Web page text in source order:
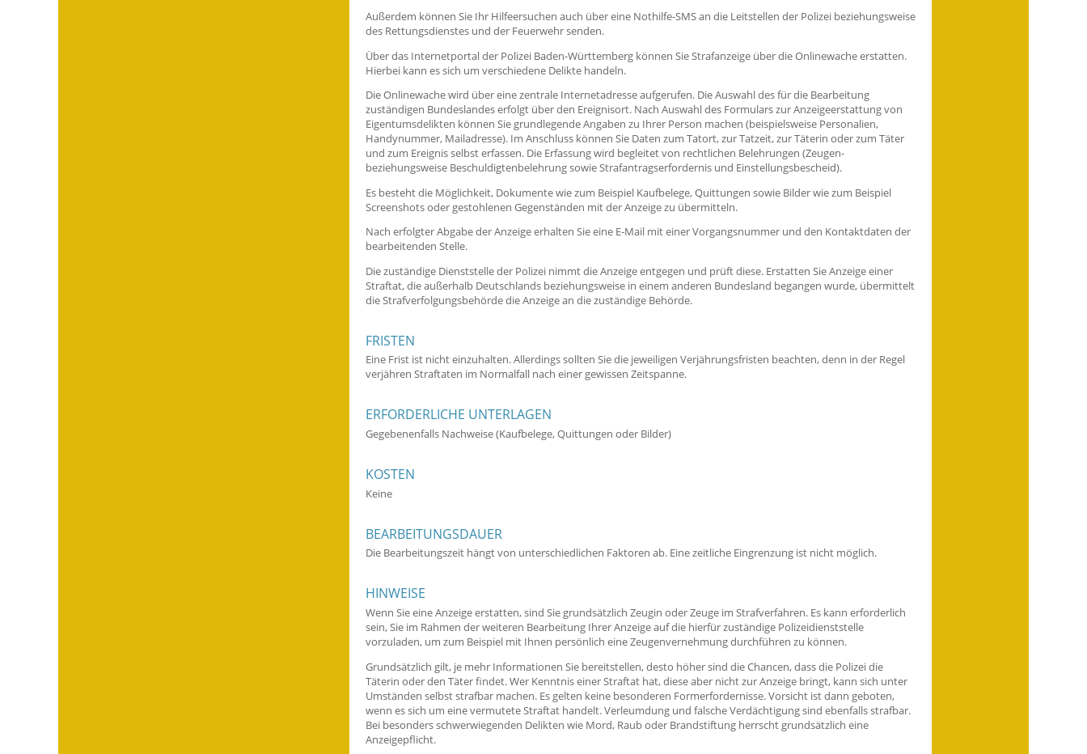
Außerdem können Sie Ihr Hilfeersuchen auch über eine Nothilfe-SMS an die Leitstellen der Polizei beziehungsweise
des Rettungsdienstes und der Feuerwehr senden.
Über das Internetportal der Polizei Baden-Württemberg können Sie Strafanzeige über die Onlinewache erstatten.
Hierbei kann es sich um verschiedene Delikte handeln.
Die Onlinewache wird über eine zentrale Internetadresse aufgerufen. Die Auswahl des für die Bearbeitung
zuständigen Bundeslandes erfolgt über den Ereignisort. Nach Auswahl des Formulars zur Anzeigeerstattung von
Eigentumsdelikten können Sie grundlegende Angaben zu Ihrer Person machen (beispielsweise Personalien,
Handynummer, Mailadresse). Im Anschluss können Sie Daten zum Tatort, zur Tatzeit, zur Täterin oder zum Täter
und zum Ereignis selbst erfassen. Die Erfassung wird begleitet von rechtlichen Belehrungen (Zeugen-
beziehungsweise Beschuldigtenbelehrung sowie Strafantragserfordernis und Einstellungsbescheid).
Es besteht die Möglichkeit, Dokumente wie zum Beispiel Kaufbelege, Quittungen sowie Bilder wie zum Beispiel
Screenshots oder gestohlenen Gegenständen mit der Anzeige zu übermitteln.
Nach erfolgter Abgabe der Anzeige erhalten Sie eine E-Mail mit einer Vorgangsnummer und den Kontaktdaten der
bearbeitenden Stelle.
Die zuständige Dienststelle der Polizei nimmt die Anzeige entgegen und prüft diese. Erstatten Sie Anzeige einer
Straftat, die außerhalb Deutschlands beziehungsweise in einem anderen Bundesland begangen wurde, übermittelt
die Strafverfolgungsbehörde die Anzeige an die zuständige Behörde.
FRISTEN
Eine Frist ist nicht einzuhalten. Allerdings sollten Sie die jeweiligen Verjährungsfristen beachten, denn in der Regel
verjähren Straftaten im Normalfall nach einer gewissen Zeitspanne.
ERFORDERLICHE UNTERLAGEN
Gegebenenfalls Nachweise (Kaufbelege, Quittungen oder Bilder)
KOSTEN
Keine
BEARBEITUNGSDAUER
Die Bearbeitungszeit hängt von unterschiedlichen Faktoren ab. Eine zeitliche Eingrenzung ist nicht möglich.
HINWEISE
Wenn Sie eine Anzeige erstatten, sind Sie grundsätzlich Zeugin oder Zeuge im Strafverfahren. Es kann erforderlich
sein, Sie im Rahmen der weiteren Bearbeitung Ihrer Anzeige auf die hierfür zuständige Polizeidienststelle
vorzuladen, um zum Beispiel mit Ihnen persönlich eine Zeugenvernehmung durchführen zu können.
Grundsätzlich gilt, je mehr Informationen Sie bereitstellen, desto höher sind die Chancen, dass die Polizei die
Täterin oder den Täter findet. Wer Kenntnis einer Straftat hat, diese aber nicht zur Anzeige bringt, kann sich unter
Umständen selbst strafbar machen. Es gelten keine besonderen Formerfordernisse. Vorsicht ist dann geboten,
wenn es sich um eine vermutete Straftat handelt. Verleumdung und falsche Verdächtigung sind ebenfalls strafbar.
Bei besonders schwerwiegenden Delikten wie Mord, Raub oder Brandstiftung herrscht grundsätzlich eine
Anzeigepflicht.